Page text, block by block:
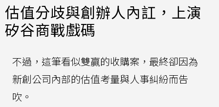
估值分歧與創辦人內訌，上演
矽谷商戰戲碼
不過，這筆看似雙贏的收購案，最終卻因為
新創公司內部的估值考量與人事糾紛而告
吹。